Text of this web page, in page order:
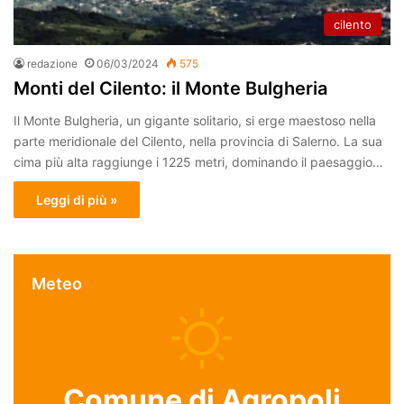
cilento
redazione 06/03/2024 575
Monti del Cilento: il Monte Bulgheria
Il Monte Bulgheria, un gigante solitario, si erge maestoso nella
parte meridionale del Cilento, nella provincia di Salerno. La sua
cima più alta raggiunge i 1225 metri, dominando il paesaggio…
Leggi di più »
Meteo